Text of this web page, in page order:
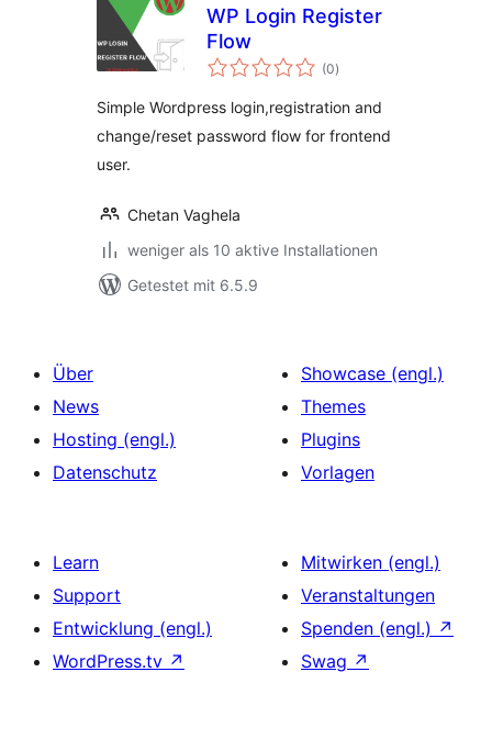
WP Login Register
Flow
(0Bewertungen
insgesamt
)
Simple Wordpress login,registration and
change/reset password flow for frontend
user.
Chetan Vaghela
weniger als 10 aktive Installationen
Getestet mit 6.5.9
Über
News
Hosting (engl.)
Datenschutz
Showcase (engl.)
Themes
Plugins
Vorlagen
Learn
Support
Entwicklung (engl.)
WordPress.tv ↗
Mitwirken (engl.)
Veranstaltungen
Spenden (engl.) ↗
Swag ↗